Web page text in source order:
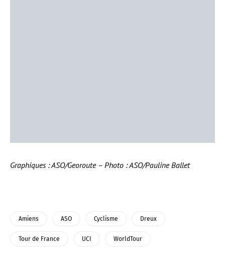
Graphiques : ASO/Georoute – Photo : ASO/Pauline Ballet
Amiens ASO Cyclisme Dreux
Tour de France UCI WorldTour